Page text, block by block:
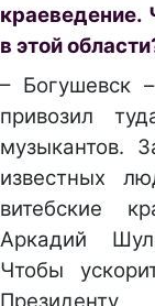
краеведение.
в этой
– Богушевск
привозил
музыкантов.
известных
витебские
Аркадий
Чтобы